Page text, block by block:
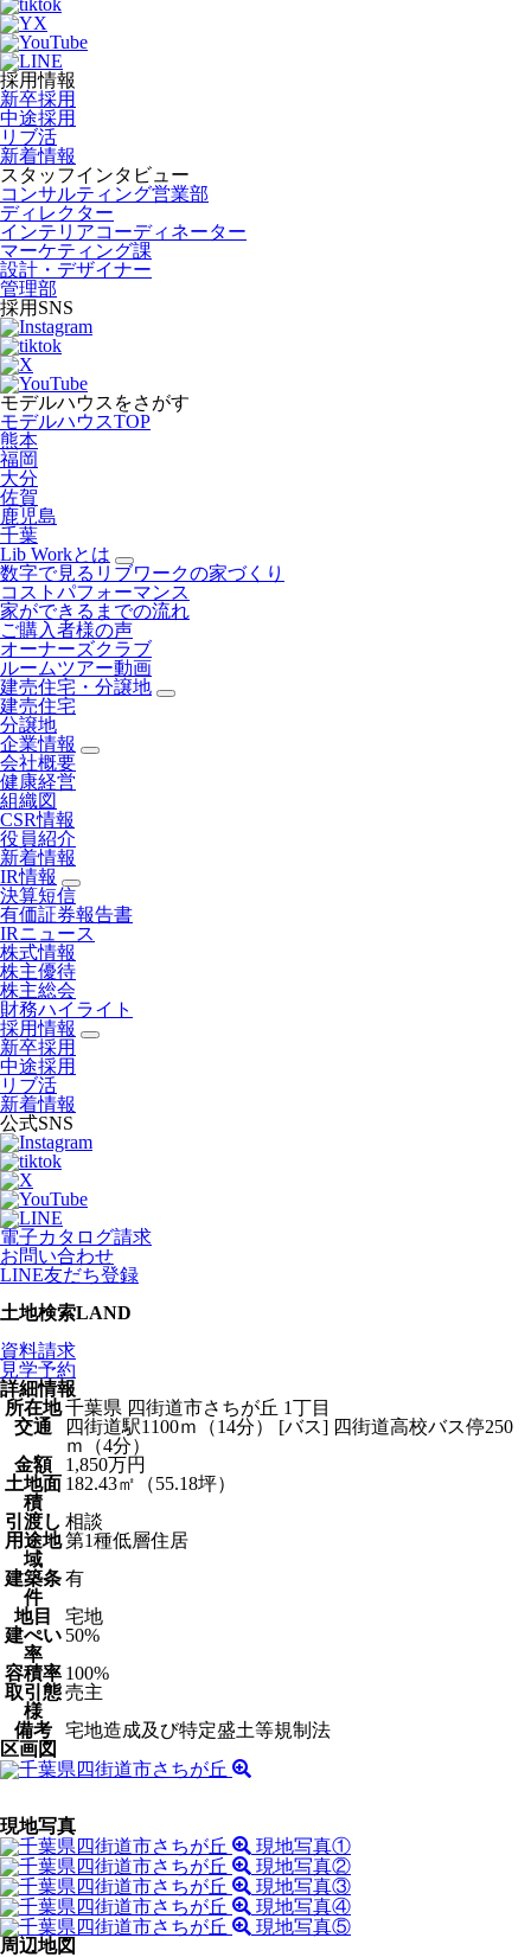
採用情報
新卒採用
中途採用
リブ活
新着情報
スタッフインタビュー
コンサルティング営業部
ディレクター
インテリアコーディネーター
マーケティング課
設計・デザイナー
管理部
採用SNS
モデルハウスをさがす
モデルハウスTOP
熊本
福岡
大分
佐賀
鹿児島
千葉
Lib Workとは
数字で見るリブワークの家づくり
コストパフォーマンス
家ができるまでの流れ
ご購入者様の声
オーナーズクラブ
ルームツアー動画
建売住宅・分譲地
建売住宅
分譲地
企業情報
会社概要
健康経営
組織図
CSR情報
役員紹介
新着情報
IR情報
決算短信
有価証券報告書
IRニュース
株式情報
株主優待
株主総会
財務ハイライト
採用情報
新卒採用
中途採用
リブ活
新着情報
公式SNS
電子カタログ請求
お問い合わせ
LINE友だち登録
土地検索LAND
資料請求
見学予約
詳細情報
所在地 千葉県 四街道市さちが丘 1丁目
交通
四街道駅1100ｍ（14分） [バス] 四街道高校バス停250
ｍ（4分）
金額
1,850万円
土地面
積
182.43㎡（55.18坪）
引渡し 相談
用途地
域
第1種低層住居
建築条
件
有
地目
宅地
建ぺい
率
50%
容積率 100%
取引態
様
売主
備考
宅地造成及び特定盛土等規制法
区画図
現地写真
現地写真①
現地写真②
現地写真③
現地写真④
現地写真⑤
周辺地図